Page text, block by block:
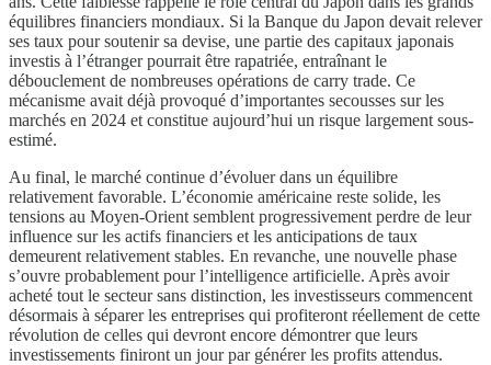
équilibres financiers mondiaux. Si la Banque du Japon devait relever
ses taux pour soutenir sa devise, une partie des capitaux japonais
investis à l’étranger pourrait être rapatriée, entraînant le
débouclement de nombreuses opérations de carry trade. Ce
mécanisme avait déjà provoqué d’importantes secousses sur les
marchés en 2024 et constitue aujourd’hui un risque largement sous-
estimé.
Au final, le marché continue d’évoluer dans un équilibre
relativement favorable. L’économie américaine reste solide, les
tensions au Moyen-Orient semblent progressivement perdre de leur
influence sur les actifs financiers et les anticipations de taux
demeurent relativement stables. En revanche, une nouvelle phase
s’ouvre probablement pour l’intelligence artificielle. Après avoir
acheté tout le secteur sans distinction, les investisseurs commencent
désormais à séparer les entreprises qui profiteront réellement de cette
révolution de celles qui devront encore démontrer que leurs
investissements finiront un jour par générer les profits attendus.